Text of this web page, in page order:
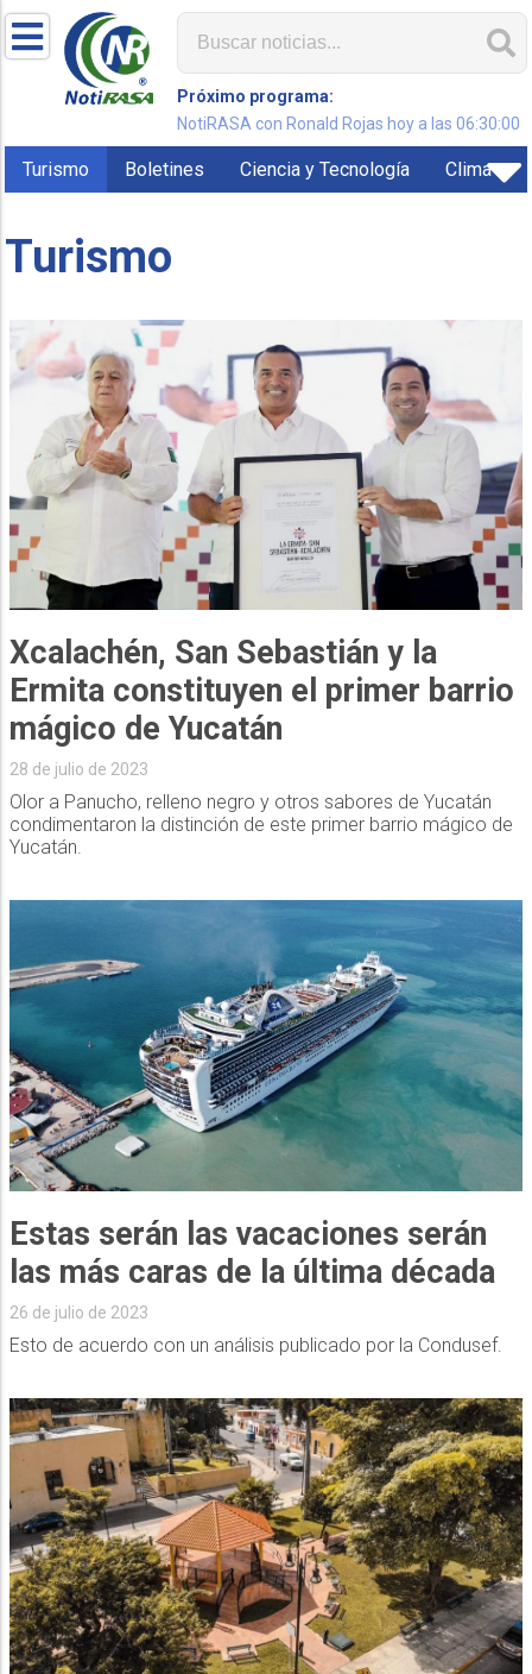
Próximo programa:
NotiRASA con Ronald Rojas hoy a las 06:30:00
Turismo Boletines Ciencia y Tecnología Clima
Turismo
Xcalachén, San Sebastián y la
Ermita constituyen el primer barrio
mágico de Yucatán
28 de julio de 2023
Olor a Panucho, relleno negro y otros sabores de Yucatán
condimentaron la distinción de este primer barrio mágico de
Yucatán.
Estas serán las vacaciones serán
las más caras de la última década
26 de julio de 2023
Esto de acuerdo con un análisis publicado por la Condusef.